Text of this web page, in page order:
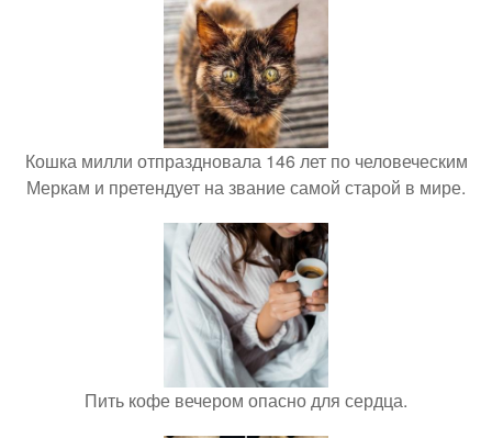
Кошка милли отпраздновала 146 лет по человеческим
Меркам и претендует на звание самой старой в мире.
Пить кофе вечером опасно для сердца.